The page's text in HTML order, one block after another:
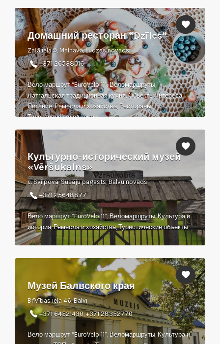
33)
Домашний ресторан “Dzīles”
Zaļā iela 9, Malnava, Ludzas novads
+371 26538016
Вело маршрут “EuroVelo 11”, Веломаршруты,
Латгальская традиционная кухня, Обьекты интереса,
Питание, Ремесла и хозяйства, Рестораны,
Туристические объекты
Культурно-исторический музей
«Vēršukalns»
c. Svilpova, Susāju pagasts, Balvu novads
+371 25648877
Вело маршрут “EuroVelo 11”, Веломаршруты, Культура и
история, Ремесла и хозяйства, Туристические объекты
Музей Балвского края
Brīvības iela 46, Balvi
+371 64521430, +371 28352770
Вело маршрут “EuroVelo 11”, Веломаршруты, Культура и